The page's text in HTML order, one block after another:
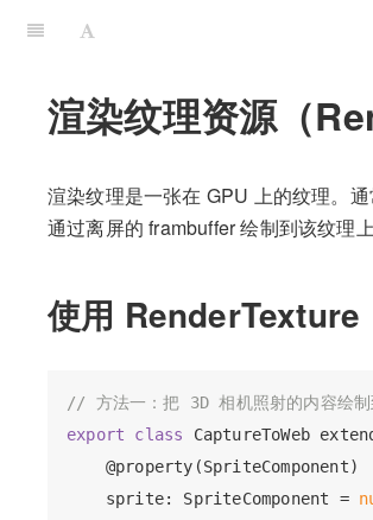
渲染纹理资源（
渲染纹理是一张在 GPU 上的纹理。
通过离屏的 frambuffer 绘制到该纹理
使用 RenderTexture
// 方法一：把 3D 相机照射的内容绘
export
class CaptureToWeb
    @property(SpriteComponent)
    sprite: SpriteComponent =